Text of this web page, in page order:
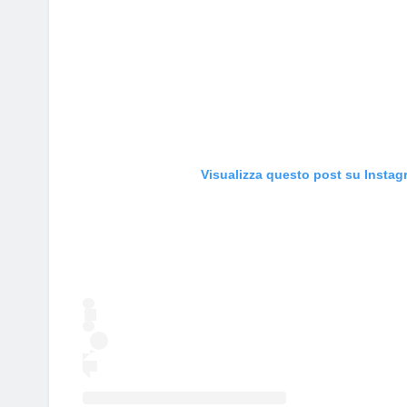
Visualizza questo post su